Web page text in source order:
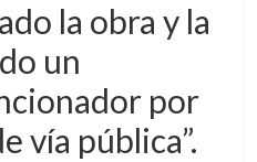
la obra y la
un
por
vía pública”.